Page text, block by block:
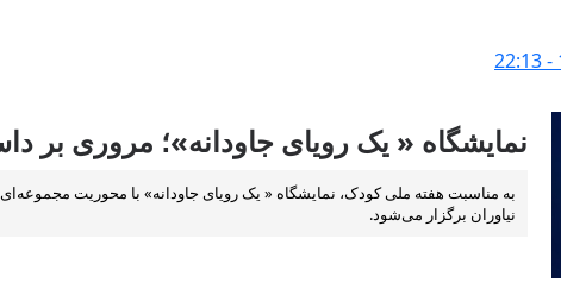
نمایشگاه « یک رویای جاودانه»؛ مروری بر
نیاوران برگزار می‌شود.